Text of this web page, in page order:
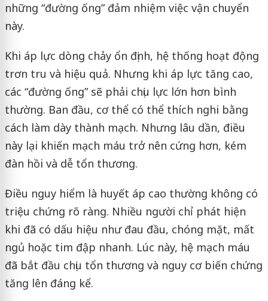
những “đường ống” đảm nhiệm việc vận chuyển
này.
Khi áp lực dòng chảy ổn định, hệ thống hoạt động
trơn tru và hiệu quả. Nhưng khi áp lực tăng cao,
các “đường ống” sẽ phải chịu lực lớn hơn bình
thường. Ban đầu, cơ thể có thể thích nghi bằng
cách làm dày thành mạch. Nhưng lâu dần, điều
này lại khiến mạch máu trở nên cứng hơn, kém
đàn hồi và dễ tổn thương.
Điều nguy hiểm là huyết áp cao thường không có
triệu chứng rõ ràng. Nhiều người chỉ phát hiện
khi đã có dấu hiệu như đau đầu, chóng mặt, mất
ngủ hoặc tim đập nhanh. Lúc này, hệ mạch máu
đã bắt đầu chịu tổn thương và nguy cơ biến chứng
tăng lên đáng kể.